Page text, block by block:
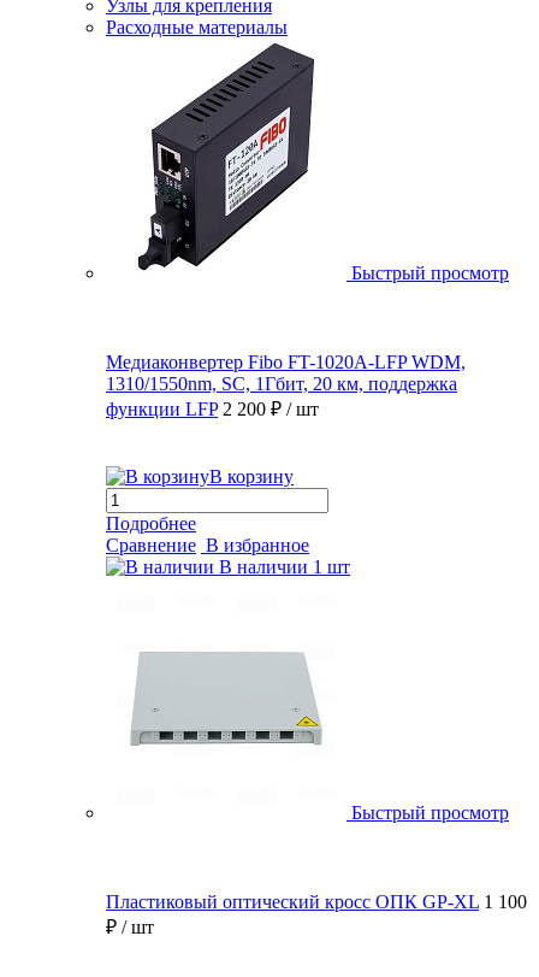
Узлы для крепления
Расходные материалы
Быстрый просмотр
Медиаконвертер Fibo FT-1020A-LFP WDM,
1310/1550nm, SC, 1Гбит, 20 км, поддержка
функции LFP 2 200 ₽ / шт
В корзину
Подробнее
Сравнение В избранное
В наличии 1 шт
Быстрый просмотр
Пластиковый оптический кросс ОПК GP-XL 1 100
₽ / шт